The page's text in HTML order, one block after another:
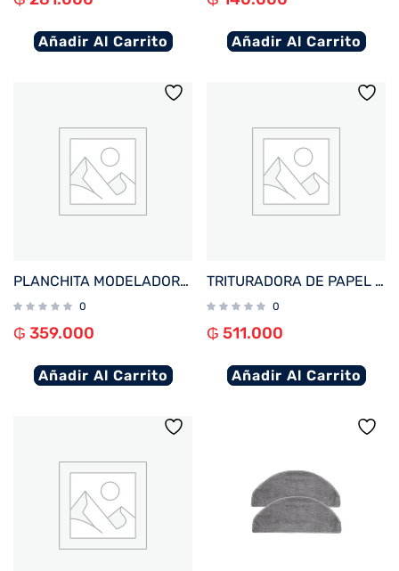
Añadir Al Carrito Añadir Al Carrito
PLANCHITA MODELADORA MULTILASER EB130 EFECTO SIRENA 2EN1 100W BIVOLT
0
₲ 359.000
Añadir Al Carrito
TRITURADORA DE PAPEL MULTILASER OF018EUR 220V 10 HOJAS/ 14L/ NEGRO
0
₲ 511.000
Añadir Al Carrito